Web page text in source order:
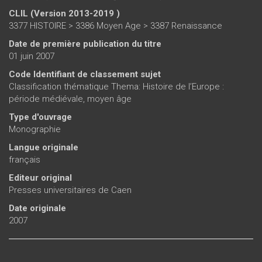
trouvera une source d'information essentielle.
CLIL (Version 2013-2019 )
3377 HISTOIRE > 3386 Moyen Age > 3387 Renaissance
Date de première publication du titre
01 juin 2007
Code Identifiant de classement sujet
Classification thématique Thema: Histoire de l’Europe :
période médiévale, moyen âge
Type d'ouvrage
Monographie
Langue originale
français
Editeur original
Presses universitaires de Caen
Date originale
2007